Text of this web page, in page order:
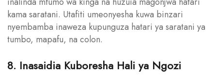
kama saratani. Utafiti umeonyesha kuwa binzari
nyembamba inaweza kupunguza hatari ya saratani ya
tumbo, mapafu, na colon.
8. Inasaidia Kuboresha Hali ya Ngozi